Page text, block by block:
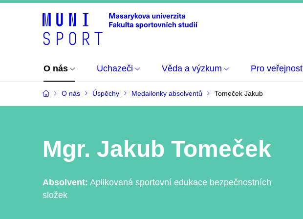
O nás Uchazeči Věda a výzkum Pro veřejnost
O nás Úspěchy Medailonky absolventů Tomeček Jakub
Mgr. Jakub Tomeček
Absolvent: Aplikovaná sportovní edukace bezpečnostních
složek